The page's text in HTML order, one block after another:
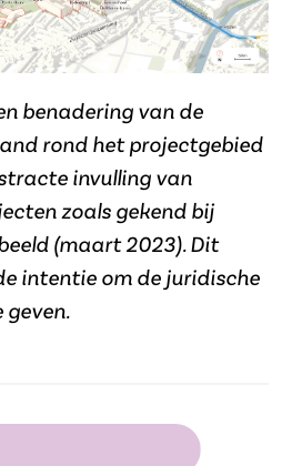
benadering van de
rond het projectgebied
invulling van
zoals gekend bij
(maart 2023). Dit
intentie om de juridische